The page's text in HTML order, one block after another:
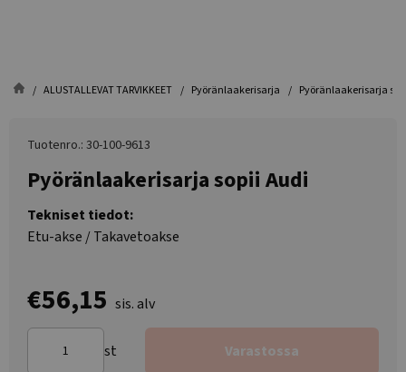
ALUSTALLEVAT TARVIKKEET Pyöränlaakerisarja Pyöränlaakerisarja
Tuotenro.: 30-100-9613
Pyöränlaakerisarja sopii Audi
Tekniset tiedot:
Etu-akse / Takavetoakse
€56,15 sis. alv
st Varastossa